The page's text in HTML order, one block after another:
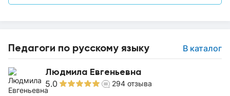
Педагоги по русскому языку В каталог
Людмила Евгеньевна
5.0 294 отзыва